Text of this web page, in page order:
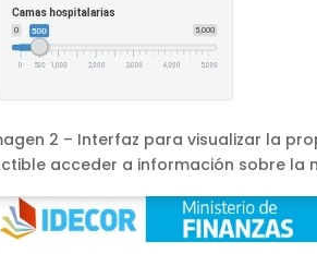
2 – Interfaz para visualizar la
acceder a información sobre la